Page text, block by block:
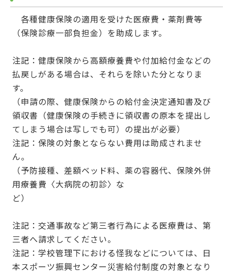
各種健康保険の適用を受けた医療費・薬剤費等
（保険診療一部負担金）を助成します。
注記：健康保険から高額療養費や付加給付金などの
払戻しがある場合は、それらを除いた分となりま
す。
（申請の際、健康保険からの給付金決定通知書及び
領収書（健康保険の手続きに領収書の原本を提出し
てしまう場合は写しでも可）の提出が必要）
注記：保険の対象とならない費用は助成されませ
ん。
（予防接種、差額ベッド料、薬の容器代、保険外併
用療養費〈大病院の初診〉な
ど）
注記：交通事故など第三者行為による医療費は、第
三者へ請求してください。
注記：学校管理下における怪我などについては、日
本スポーツ振興センター災害給付制度の対象となり